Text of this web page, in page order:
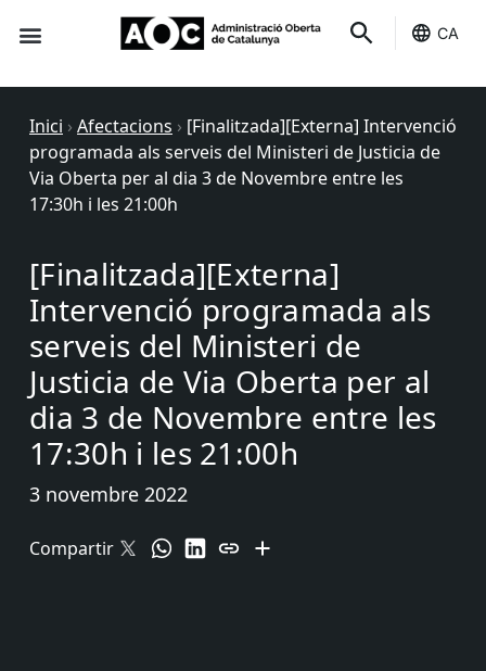
CA
Inici › Afectacions › [Finalitzada][Externa] Intervenció
programada als serveis del Ministeri de Justicia de
Via Oberta per al dia 3 de Novembre entre les
17:30h i les 21:00h
[Finalitzada][Externa]
Intervenció programada als
serveis del Ministeri de
Justicia de Via Oberta per al
dia 3 de Novembre entre les
17:30h i les 21:00h
3 novembre 2022
Compartir